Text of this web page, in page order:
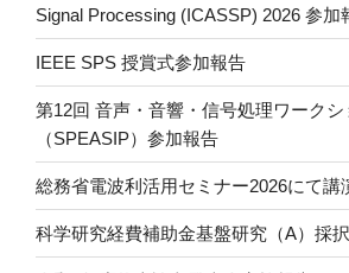
Signal Processing (ICASSP) 2026 参加
IEEE SPS 授賞式参加報告
第12回 音声・音響・信号処理ワークシ
（SPEASIP）参加報告
総務省電波利活用セミナー2026にて講
科学研究経費補助金基盤研究（A）採択